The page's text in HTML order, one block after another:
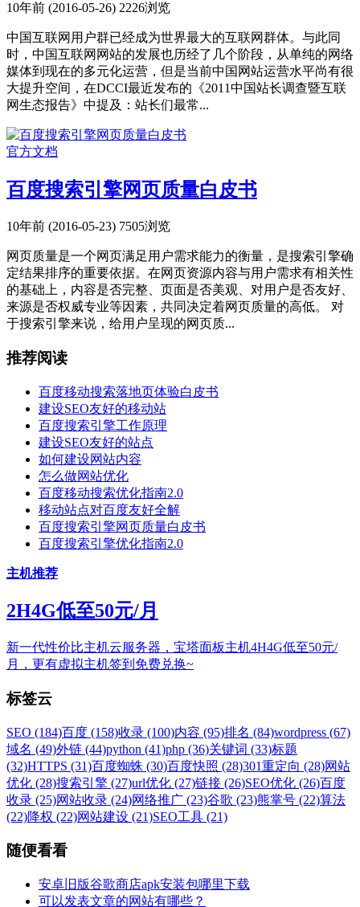
10年前 (2016-05-26) 2226浏览
中国互联网用户群已经成为世界最大的互联网群体。与此同
时，中国互联网网站的发展也历经了几个阶段，从单纯的网络
媒体到现在的多元化运营，但是当前中国网站运营水平尚有很
大提升空间，在DCCI最近发布的《2011中国站长调查暨互联
网生态报告》中提及：站长们最常...
官方文档
百度搜索引擎网页质量白皮书
10年前 (2016-05-23) 7505浏览
网页质量是一个网页满足用户需求能力的衡量，是搜索引擎确
定结果排序的重要依据。在网页资源内容与用户需求有相关性
的基础上，内容是否完整、页面是否美观、对用户是否友好、
来源是否权威专业等因素，共同决定着网页质量的高低。 对
于搜索引擎来说，给用户呈现的网页质...
推荐阅读
百度移动搜索落地页体验白皮书
建设SEO友好的移动站
百度搜索引擎工作原理
建设SEO友好的站点
如何建设网站内容
怎么做网站优化
百度移动搜索优化指南2.0
移动站点对百度友好全解
百度搜索引擎网页质量白皮书
百度搜索引擎优化指南2.0
主机推荐
2H4G低至50元/月
新一代性价比主机云服务器，宝塔面板主机4H4G低至50元/
月，更有虚拟主机签到免费兑换~
标签云
SEO (184)百度 (158)收录 (100)内容 (95)排名 (84)wordpress (67)
域名 (49)外链 (44)python (41)php (36)关键词 (33)标题
(32)HTTPS (31)百度蜘蛛 (30)百度快照 (28)301重定向 (28)网站
优化 (28)搜索引擎 (27)url优化 (27)链接 (26)SEO优化 (26)百度
收录 (25)网站收录 (24)网络推广 (23)谷歌 (23)熊掌号 (22)算法
(22)降权 (22)网站建设 (21)SEO工具 (21)
随便看看
安卓旧版谷歌商店apk安装包哪里下载
可以发表文章的网站有哪些？